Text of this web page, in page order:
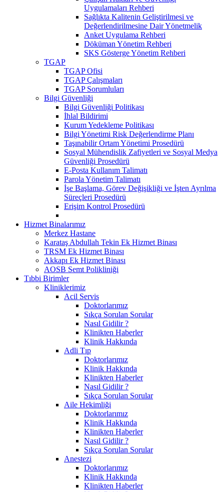
Uygulamaları Rehberi
Sağlıkta Kalitenin Geliştirilmesi ve
Değerlendirilmesine Dair Yönetmelik
Anket Uygulama Rehberi
Döküman Yönetim Rehberi
SKS Gösterge Yönetim Rehberi
TGAP
TGAP Ofisi
TGAP Çalışmaları
TGAP Sorumluları
Bilgi Güvenliği
Bilgi Güvenliği Politikası
İhlal Bildirimi
Kurum Yedekleme Politikası
Bilgi Yönetimi Risk Değerlendirme Planı
Taşınabilir Ortam Yönetimi Prosedürü
Sosyal Mühendislik Zafiyetleri ve Sosyal Medya
Güvenliği Prosedürü
E-Posta Kullanım Talimatı
Parola Yönetim Talimatı
İşe Başlama, Görev Değişikliği ve İşten Ayrılma
Süreçleri Prosedürü
Erişim Kontrol Prosedürü
Hizmet Binalarımız
Merkez Hastane
Karataş Abdullah Tekin Ek Hizmet Binası
TRSM Ek Hizmet Binası
Akkapı Ek Hizmet Binası
AOSB Semt Polikliniği
Tıbbi Birimler
Kliniklerimiz
Acil Servis
Doktorlarımız
Sıkça Sorulan Sorular
Nasıl Gidilir ?
Klinikten Haberler
Klinik Hakkında
Adli Tıp
Doktorlarımız
Klinik Hakkında
Klinikten Haberler
Nasıl Gidilir ?
Sıkça Sorulan Sorular
Aile Hekimliği
Doktorlarımız
Klinik Hakkında
Klinikten Haberler
Nasıl Gidilir ?
Sıkça Sorulan Sorular
Anestezi
Doktorlarımız
Klinik Hakkında
Klinikten Haberler